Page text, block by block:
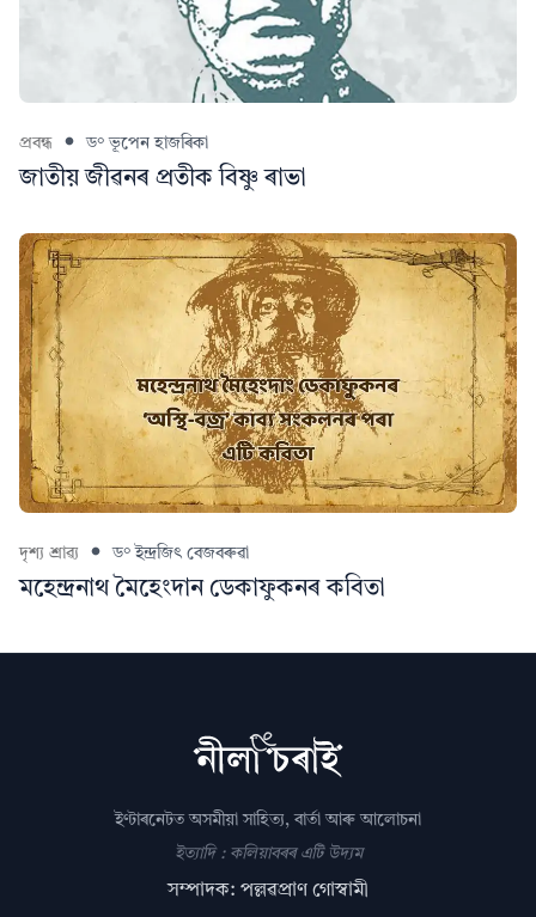
প্ৰবন্ধ ড° ভূপেন হাজৰিকা
জাতীয় জীৱনৰ প্ৰতীক বিষ্ণু ৰাভা
দৃশ্য শ্ৰাৱ্য ড° ইন্দ্ৰজিৎ বেজবৰুৱা
মহেন্দ্ৰনাথ মৈহেংদান ডেকাফুকনৰ কবিতা
ইণ্টাৰনেটত অসমীয়া সাহিত্য, বাৰ্তা আৰু আলোচনা
ইত্যাদি : কলিয়াবৰৰ এটি উদ্যম
সম্পাদক: পল্লৱপ্ৰাণ গোস্বামী